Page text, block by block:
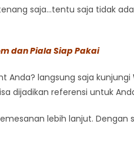
saja…tentu saja tidak
dan Piala Siap Pakai
Anda? langsung saja kunjungi
dijadikan referensi untuk
lebih lanjut.